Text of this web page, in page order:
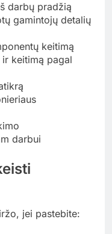
darbų pradžią
gamintojų detalių
keitimą
keitimą pagal
darbui
jei pastebite: